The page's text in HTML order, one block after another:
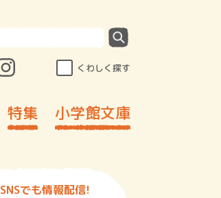
くわしく探す
特集 小学館文庫
SNSでも情報配信!